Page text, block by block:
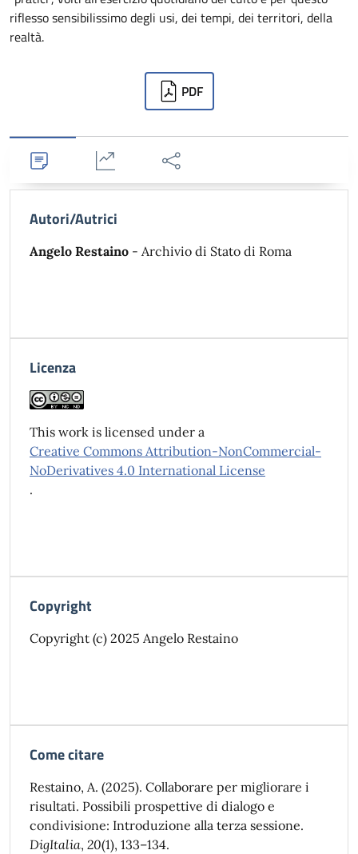
riflesso sensibilissimo degli usi, dei tempi, dei territori, della
realtà.
PDF
Dettagli Statistiche Condividi
Autori/Autrici
Angelo Restaino - Archivio di Stato di Roma
Licenza
This work is licensed under a
Creative Commons Attribution-NonCommercial-
NoDerivatives 4.0 International License
.
Copyright
Copyright (c) 2025 Angelo Restaino
Come citare
Restaino, A. (2025). Collaborare per migliorare i
risultati. Possibili prospettive di dialogo e
condivisione: Introduzione alla terza sessione.
DigItalia, 20(1), 133–134.